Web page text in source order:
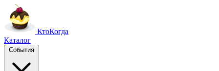
КтоКогда
Каталог
События